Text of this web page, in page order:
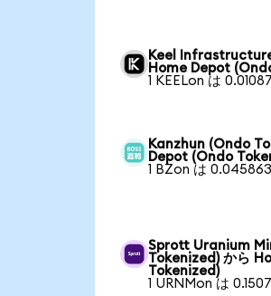
Keel
Home Depot
1 KEELon は
Kanzhun (Ondo
Depot (Ondo
1 BZon は
Sprott Uranium
Tokenized) から
Tokenized)
1 URNMon は